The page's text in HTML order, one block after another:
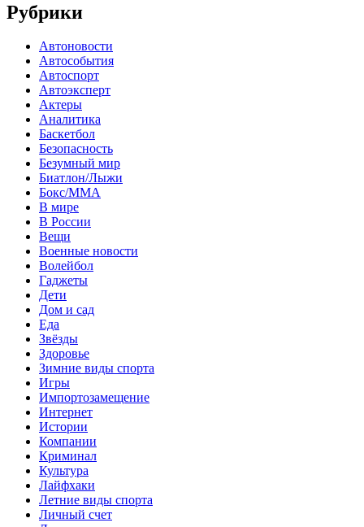
Рубрики
Автоновости
Автособытия
Автоспорт
Автоэксперт
Актеры
Аналитика
Баскетбол
Безопасность
Безумный мир
Биатлон/Лыжи
Бокс/MMA
В мире
В России
Вещи
Военные новости
Волейбол
Гаджеты
Дети
Дом и сад
Еда
Звёзды
Здоровье
Зимние виды спорта
Игры
Импортозамещение
Интернет
Истории
Компании
Криминал
Культура
Лайфхаки
Летние виды спорта
Личный счет